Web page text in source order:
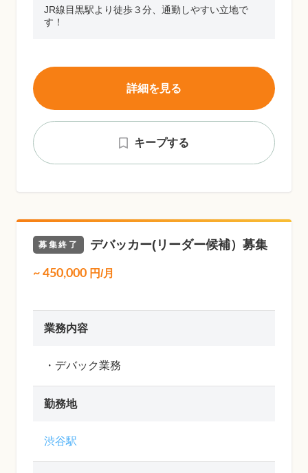
JR線目黒駅より徒歩３分、通勤しやすい立地で
す！
キープする
詳細を見る
募集終了 デバッカー(リーダー候補）募集
~ 450,000 円/月
業務内容
・デバック業務
勤務地
渋谷駅